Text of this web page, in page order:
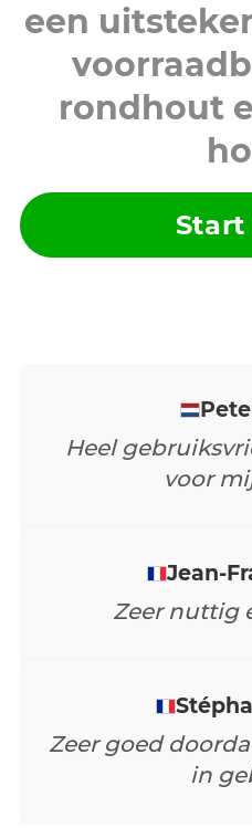
een
rondhout
Forest
Ik heb een paar
op mijn
bekijken die ik
de andere apps
Jean-